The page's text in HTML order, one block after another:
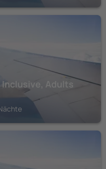
Adults